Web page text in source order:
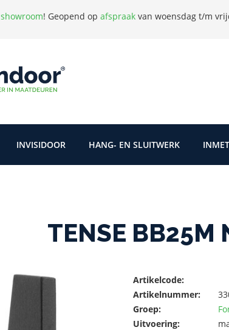
showroom! Geopend op afspraak van woensdag t/m
INVISIDOOR HANG- EN SLUITWERK
TENSE
Artikelcode:
Artikelnummer:
Groep:
Uitvoering: